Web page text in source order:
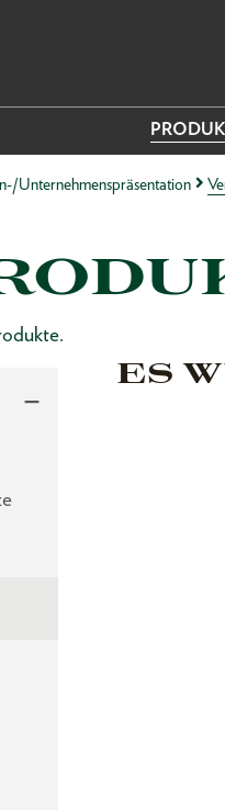
Unternehmenspräsentation
ES